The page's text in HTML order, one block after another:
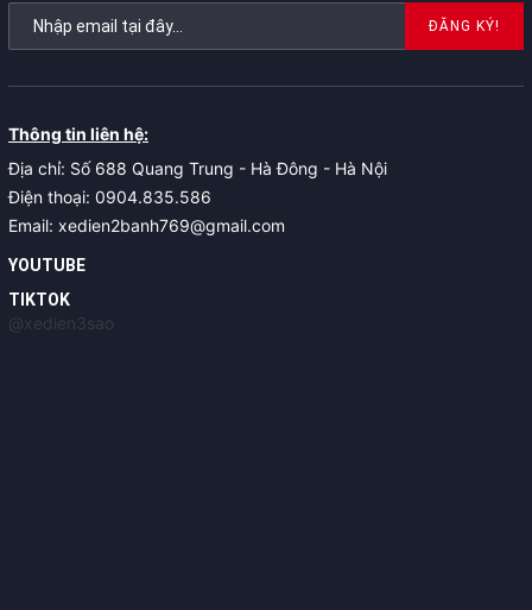
ĐĂNG KÝ!
Thông tin liên hệ:
Địa chỉ: Số 688 Quang Trung - Hà Đông - Hà Nội
Điện thoại: 0904.835.586
Email: xedien2banh769@gmail.com
YOUTUBE
TIKTOK
@xedien3sao